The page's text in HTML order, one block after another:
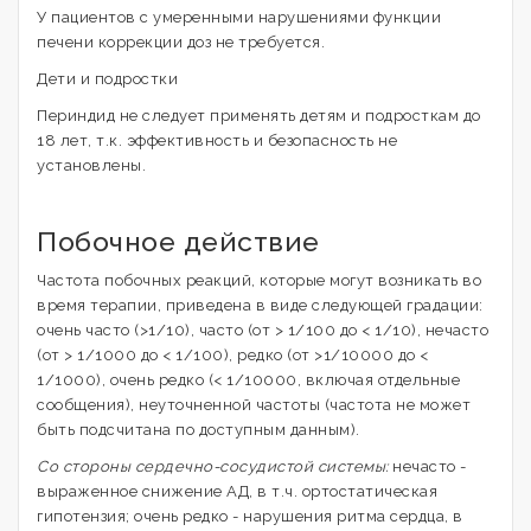
У пациентов с умеренными нарушениями функции
печени коррекции доз не требуется.
Дети и подростки
Периндид не следует применять детям и подросткам до
18 лет, т.к. эффективность и безопасность не
установлены.
Побочное действие
Частота побочных реакций, которые могут возникать во
время терапии, приведена в виде следующей градации:
очень часто (>1/10), часто (от > 1/100 до < 1/10), нечасто
(от > 1/1000 до < 1/100), редко (от >1/10000 до <
1/1000), очень редко (< 1/10000, включая отдельные
сообщения), неуточненной частоты (частота не может
быть подсчитана по доступным данным).
Со стороны сердечно-сосудистой системы:нечасто -
выраженное снижение АД, в т.ч. ортостатическая
гипотензия; очень редко - нарушения ритма сердца, в